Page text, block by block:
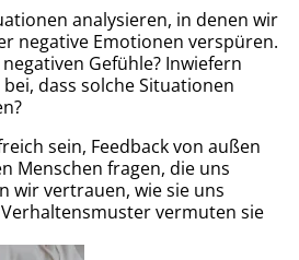
analysieren, in denen wir
negative Emotionen verspüren.
Gefühle? Inwiefern
dass solche Situationen
sein, Feedback von außen
Menschen fragen, die uns
wir vertrauen, wie sie uns
vermuten sie